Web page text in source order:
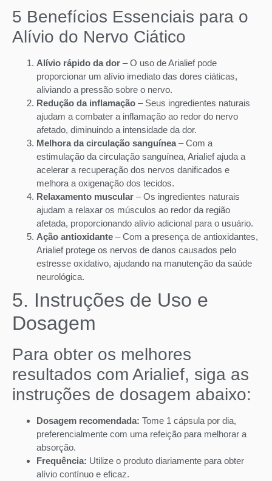
5 Benefícios Essenciais para o
Alívio do Nervo Ciático
Alívio rápido da dor – O uso de Arialief pode
proporcionar um alívio imediato das dores ciáticas,
aliviando a pressão sobre o nervo.
Redução da inflamação – Seus ingredientes naturais
ajudam a combater a inflamação ao redor do nervo
afetado, diminuindo a intensidade da dor.
Melhora da circulação sanguínea– Com a
estimulação da circulação sanguínea, Arialief ajuda a
acelerar a recuperação dos nervos danificados e
melhora a oxigenação dos tecidos.
Relaxamento muscular – Os ingredientes naturais
ajudam a relaxar os músculos ao redor da região
afetada, proporcionando alívio adicional para o usuário.
Ação antioxidante – Com a presença de antioxidantes,
Arialief protege os nervos de danos causados pelo
estresse oxidativo, ajudando na manutenção da saúde
neurológica.
5. Instruções de Uso e
Dosagem
Para obter os melhores
resultados com Arialief, siga as
instruções de dosagem abaixo:
Dosagem recomendada: Tome 1 cápsula por dia,
preferencialmente com uma refeição para melhorar a
absorção.
Frequência: Utilize o produto diariamente para obter
alívio contínuo e eficaz.